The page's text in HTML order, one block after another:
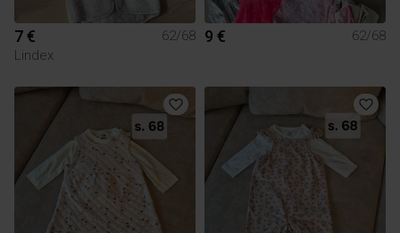
7 €
62/68
Lindex
9 € 62/68